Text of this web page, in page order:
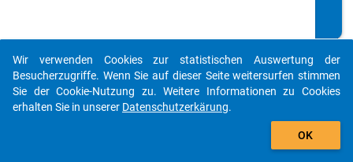
05
-
drit
auto_stories
add_shopping_cart
Wir verwenden Cookies zur statistischen Auswertung der
Besucherzugriffe. Wenn Sie auf dieser Seite weitersurfen stimmen
Sie der Cookie-Nutzung zu. Weitere Informationen zu Cookies
erhalten Sie in unserer Datenschutzerkärung.
OK